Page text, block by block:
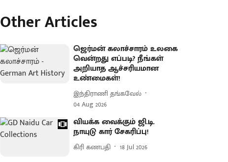
Other Articles
ஜெர்மன் கலாச்சாரம் உலகை
வென்றது எப்படி? நீங்கள்
அறியாத ஆச்சரியமான
உண்மைகள்!
இந்திராணி தங்கவேல்
04 Aug 2026
வியக்க வைக்கும் ஜி.டி.
நாயுடு கார் சேகரிப்பு!
கிரி கணபதி 18 Jul 2026